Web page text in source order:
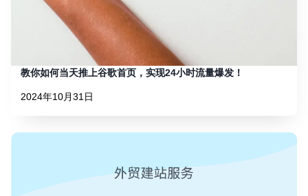
教你如何当天推上谷歌首页，实现24小时流量爆发！
2024年10月31日